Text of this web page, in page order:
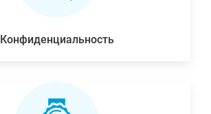
Конфиденциальность